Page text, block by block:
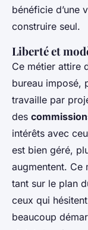
bénéficie d’une
construire seul.
Liberté et
Ce métier attire
bureau imposé,
travaille par
des
intérêts avec
est bien géré,
augmentent. Ce
tant sur le plan
ceux qui
beaucoup